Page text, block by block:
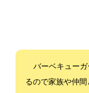
バーベキューガ
るので家族や仲